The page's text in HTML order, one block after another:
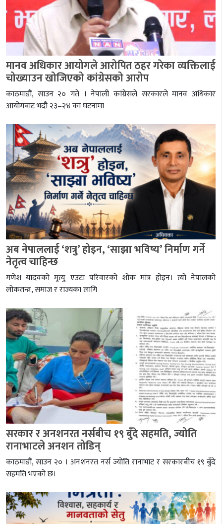
मानव अधिकार आयोगले आरोपित ठहर गरेका व्यक्तिलाई
चोख्याउन खोजिएको कांग्रेसको आरोप
काठमाडौं, साउन २० गते । नेपाली कांग्रेसले सरकारले मानव अधिकार
आयोगबाट भदौ २३–२४ का घटनामा
अब नेपाललाई ‘शत्रु’ होइन, ‘साझा भविष्य’ निर्माण गर्ने
नेतृत्व चाहिन्छ
गणेश यादवको मृत्यु एउटा परिवारको शोक मात्र होइन। त्यो नेपालको
लोकतन्त्र, समाज र राज्यका लागि
सरकार र अनशनरत नर्सबीच १९ बुँदे सहमति, ज्योति
रानाभाटले अनशन तोडिन्
काठमाडौं, साउन २० । अनशनरत नर्स ज्योति रानाभाट र सरकारबीच १९ बुँदे
सहमति भएको छ।